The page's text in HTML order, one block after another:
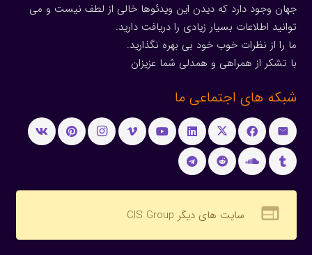
جهان وجود دارد که دیدن این ویدئوها خالی از لطف نیست و می
توانید اطلاعات بسیار زیادی را دریافت دارید.
ما را از نظرات خوب خود بی بهره نگذارید.
با تشکر از همراهی و همدلی شما عزیزان
شبکه های اجتماعی ما
web سایت های دیگر CIS Group